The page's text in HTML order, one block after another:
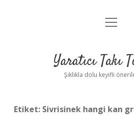
Anasayfa
Yasal Uyarı
menüyü
Yaratıcı Takı
Şıklıkla dolu keyifli
Etiket: Sivrisinek hangi kan